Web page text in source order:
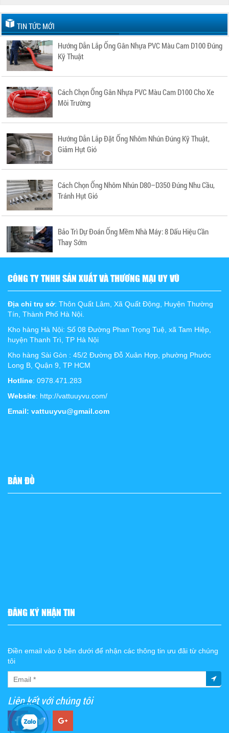
TIN TỨC MỚI
Hướng Dẫn Lắp Ống Gân Nhựa PVC Màu Cam D100 Đúng
Kỹ Thuật
Cách Chọn Ống Gân Nhựa PVC Màu Cam D100 Cho Xe
Môi Trường
Hướng Dẫn Lắp Đặt Ống Nhôm Nhún Đúng Kỹ Thuật,
Giảm Hụt Gió
Cách Chọn Ống Nhôm Nhún D80–D350 Đúng Nhu Cầu,
Tránh Hụt Gió
Bảo Trì Dự Đoán Ống Mềm Nhà Máy: 8 Dấu Hiệu Cần
Thay Sớm
CÔNG TY TNHH SẢN XUẤT VÀ THƯƠNG MẠI UY VŨ
Địa chỉ trụ sở: Thôn Quất Lâm, Xã Quất Động, Huyện Thường
Tín, Thành Phố Hà Nội.
Kho hàng Hà Nội: Số 08 Đường Phan Trọng Tuệ, xã Tam Hiệp,
huyện Thanh Trì, TP Hà Nội
Kho hàng Sài Gòn : 45/2 Đường Đỗ Xuân Hợp, phường Phước
Long B, Quận 9, TP HCM
Hotline: 0978.471.283
Website: http://vattuuyvu.com/
Email: vattuuyvu@gmail.com
BẢN ĐỒ
ĐĂNG KÝ NHẬN TIN
Điền email vào ô bên dưới để nhận các thông tin ưu đãi từ chúng
tôi
Liên kết với chúng tôi